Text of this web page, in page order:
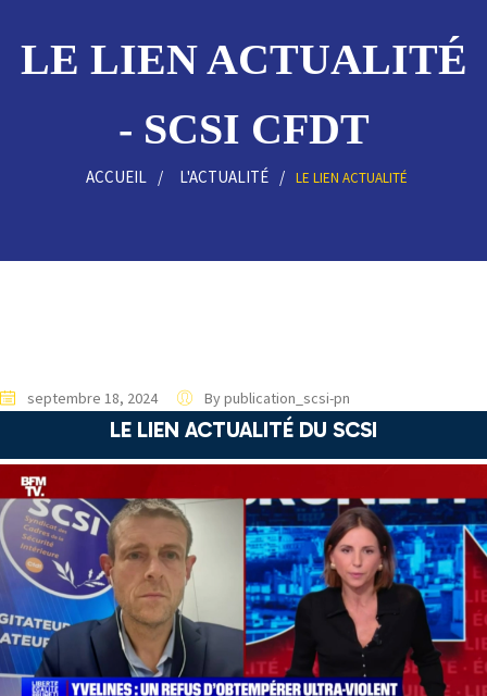
LE LIEN ACTUALITÉ
- SCSI CFDT
ACCUEIL L'ACTUALITÉ LE LIEN ACTUALITÉ
septembre 18, 2024 By publication_scsi-pn
LE LIEN ACTUALITÉ DU SCSI